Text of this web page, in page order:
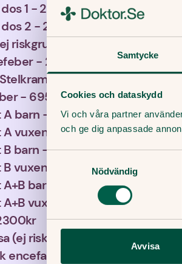
Samtycke
Cookies och dataskydd
Vi och våra partner
och ge dig anpassade
Nödvändig
Avvisa
1 - 2400kr
2 - 2650kr
riskgrupp) - 250kr
- 2000kr
Kikhosta - 540kr
- 695kr
A barn - 450kr
A vuxen - 550kr
B barn - 450kr
vuxen - 550kr
barn - 550kr
A+B vuxen - 690kr
(ej riskgrupp) - 430kr
encefalit - 1500kr